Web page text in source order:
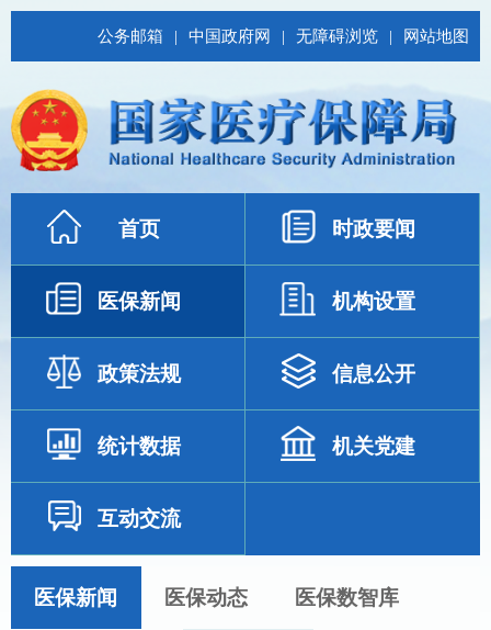
公务邮箱 | 中国政府网 | 无障碍浏览 | 网站地图
首页 时政要闻
医保新闻 机构设置
政策法规 信息公开
统计数据 机关党建
互动交流
医保新闻 医保动态 医保数智库